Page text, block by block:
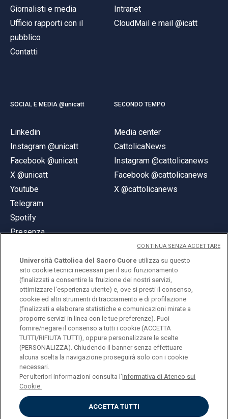
Giornalisti e media
Ufficio rapporti con il
pubblico
Contatti
Intranet
CloudMail e mail @icatt
SOCIAL E MEDIA @unicatt
Linkedin
Instagram @unicatt
Facebook @unicatt
X @unicatt
Youtube
Telegram
Spotify
Presenza
SECONDO TEMPO
Media center
CattolicaNews
Instagram @cattolicanews
Facebook @cattolicanews
X @cattolicanews
© Università Cattolica del Sacro Cuore
Largo A. Gemelli 1, 20123 Milano
PI 02133120150
ENGLISH
Privacy
Università Cattolica del Sacro Cuore utilizza su questo
sito cookie tecnici necessari per il suo funzionamento
(finalizzati a consentire la fruizione dei nostri servizi,
ottimizzare l'esperienza utente) e, ove si presti il consenso,
cookie ed altri strumenti di tracciamento e di profilazione
(finalizzati a elaborare statistiche e comunicazioni mirate a
proporre servizi in linea con le tue preferenze). Puoi
fornire/negare il consenso a tutti i cookie (ACCETTA
TUTTI/RIFIUTA TUTTI), oppure personalizzare le scelte
(PERSONALIZZA). Chiudendo il banner senza effettuare
alcuna scelta la navigazione proseguirà solo con i cookie
necessari.
Per ulteriori informazioni consulta l'informativa di Ateneo sui
Cookie.
ACCETTA TUTTI
CONTINUA SENZA ACCETTARE